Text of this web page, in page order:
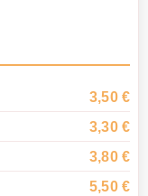
3,50 €
3,30 €
3,80 €
5,50 €